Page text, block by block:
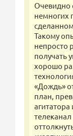
Очевидно
немногих
Такому
непросто
получать
хорошо
«Дождь»
план,
агитатора